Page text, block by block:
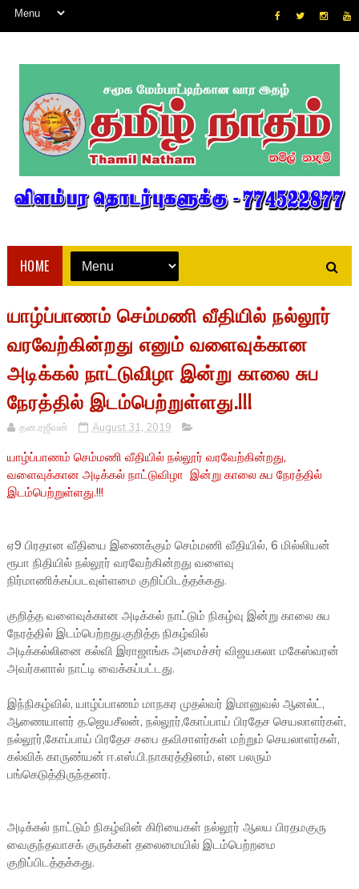
HOME
யாழ்ப்பாணம் செம்மணி வீதியில் நல்லூர்
வரவேற்கின்றது எனும் வளைவுக்கான
அடிக்கல் நாட்டுவிழா இன்று காலை சுப
நேரத்தில் இடம்பெற்றுள்ளது.!!!
தன.ரஜீவன் August 31, 2019
யாழ்ப்பாணம் செம்மணி வீதியில் நல்லூர் வரவேற்கின்றது,
வளைவுக்கான அடிக்கல் நாட்டுவிழா இன்று காலை சுப நேரத்தில்
இடம்பெற்றுள்ளது.!!!
ஏ9 பிரதான வீதியை இணைக்கும் செம்மணி வீதியில், 6 மில்லியன்
ரூபா நிதியில் நல்லூர் வரவேற்கின்றது வளைவு
நிர்மாணிக்கப்படவுள்ளமை குறிப்பிடத்தக்கது.
குறித்த வளைவுக்கான அடிக்கல் நாட்டும் நிகழ்வு இன்று காலை சுப
நேரத்தில் இடம்பெற்றது.குறித்த நிகழ்வில்
அடிக்கல்லினை கல்வி இராஜாங்க அமைச்சர் விஜயகலா மகேஸ்வரன்
அவர்களால் நாட்டி வைக்கப்பட்டது.
இந்நிகழ்வில், யாழ்ப்பாணம் மாநகர முதல்வர் இமானுவல் ஆனல்ட்,
ஆணையாளர் த.ஜெயசீலன், நல்லூர்,கோப்பாய் பிரதேச செயலாளர்கள்,
நல்லூர்,கோப்பாய் பிரதேச சபை தவிசாளர்கள் மற்றும் செயலாளர்கள்,
கல்விக் காருண்யன் ஈ.எஸ்.பி.நாகரத்தினம், என பலரும்
பங்கெடுத்திருந்தனர்.
அடிக்கல் நாட்டும் நிகழ்வின் கிரியைகள் நல்லூர் ஆலய பிரதமகுரு
வைகுந்தவாசக் குருக்கள் தலைமையில் இடம்பெற்றமை
குறிப்பிடத்தக்கது.